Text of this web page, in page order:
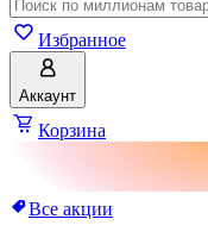
Избранное
Аккаунт
Корзина
Все акции